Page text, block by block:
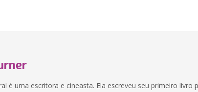
é uma escritora e cineasta. Ela escreveu seu primeiro livro